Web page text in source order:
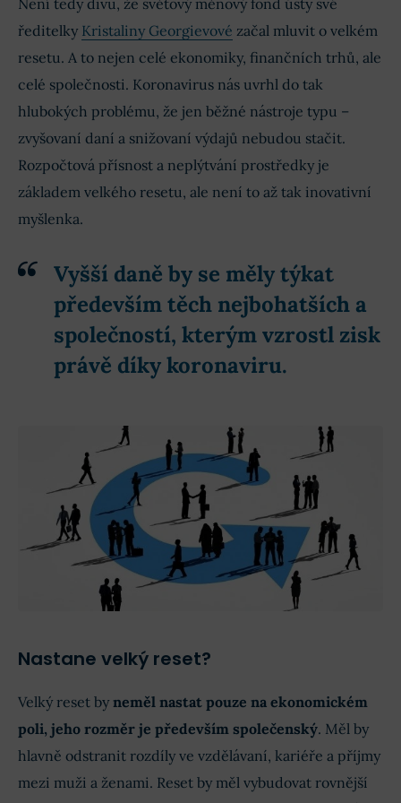
ředitelky Kristaliny Georgievové začal mluvit o velkém
resetu. A to nejen celé ekonomiky, finančních trhů, ale
celé společnosti. Koronavirus nás uvrhl do tak
hlubokých problému, že jen běžné nástroje typu –
zvyšovaní daní a snižovaní výdajů nebudou stačit.
Rozpočtová přísnost a neplýtvání prostředky je
základem velkého resetu, ale není to až tak inovativní
myšlenka.
Vyšší daně by se měly týkat
především těch nejbohatších a
společností, kterým vzrostl zisk
právě díky koronaviru.
Nastane velký reset?
Velký reset by neměl nastat pouze na ekonomickém
poli, jeho rozměr je především společenský. Měl by
hlavně odstranit rozdíly ve vzdělávaní, kariéře a příjmy
mezi muži a ženami. Reset by měl vybudovat rovnější